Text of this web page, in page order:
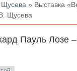
» Выставка
Щусева
Пауль